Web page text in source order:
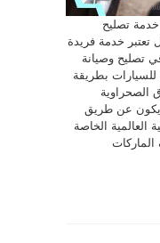
خدمة تصليح
تعتبر خدمة فريدة
تصليح وصيانة
بطريقة
الصحراوية
يكون عن طريق
العالمية الخاصة
الماركات